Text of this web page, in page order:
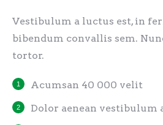
Vestibulum a luctus est, in
bibendum convallis sem.
tortor.
Acumsan 40 000 velit
Dolor aenean vestibulum